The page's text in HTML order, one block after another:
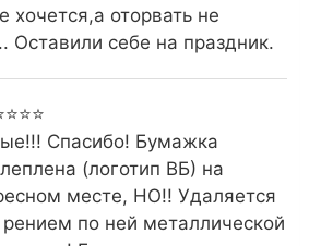
хочется,а оторвать не
Оставили себе на праздник.
Спасибо! Бумажка
(логотип ВБ) на
месте, НО!! Удаляется
по ней металлической